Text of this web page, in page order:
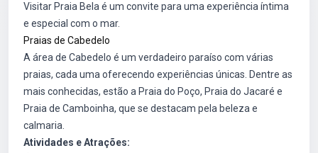
Visitar Praia Bela é um convite para uma experiência íntima
e especial com o mar.
Praias de Cabedelo
A área de Cabedelo é um verdadeiro paraíso com várias
praias, cada uma oferecendo experiências únicas. Dentre as
mais conhecidas, estão a Praia do Poço, Praia do Jacaré e
Praia de Camboinha, que se destacam pela beleza e
calmaria.
Atividades e Atrações: